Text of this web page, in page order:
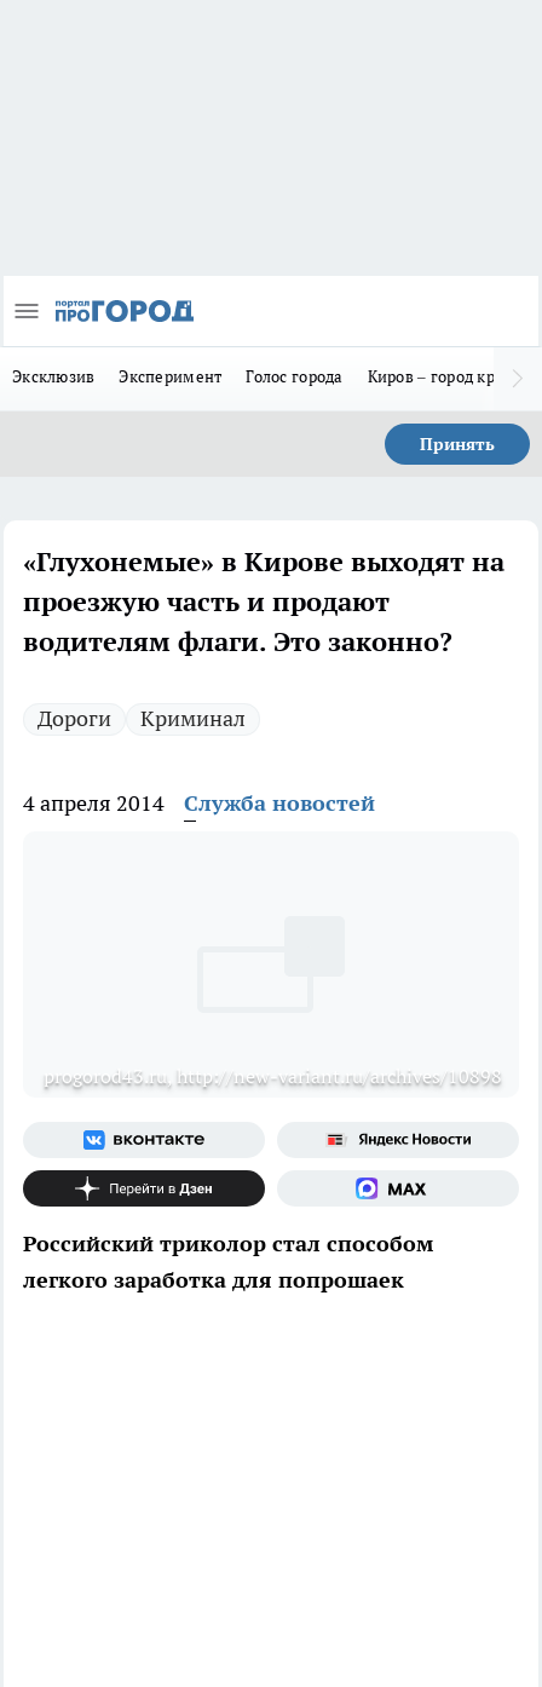
Эксклюзив Эксперимент Голос города Киров – город
Принять
«Глухонемые» в Кирове выходят на
проезжую часть и продают
водителям флаги. Это законно?
Дороги Криминал
4 апреля 2014 Служба новостей
progorod43.ru, http://new-variant.ru/archives/10898
Российский триколор стал способом
легкого заработка для попрошаек